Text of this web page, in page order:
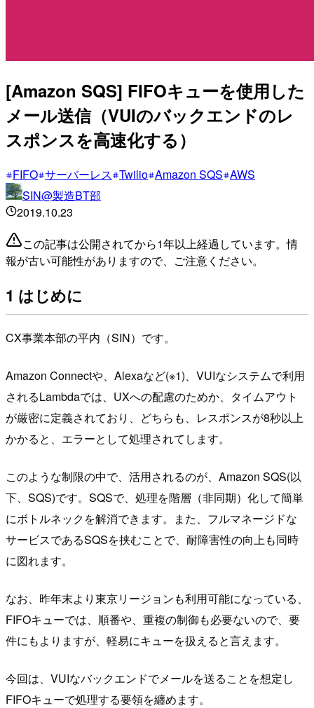
[Amazon SQS] FIFOキューを使用した
メール送信（VUIのバックエンドのレ
スポンスを高速化する）
FIFO サーバーレス Twilio Amazon SQS AWS
SIN@製造BT部
2019.10.23
この記事は公開されてから1年以上経過しています。情
報が古い可能性がありますので、ご注意ください。
1 はじめに
CX事業本部の平内（SIN）です。
Amazon Connectや、Alexaなど(※1)、VUIなシステムで利用
されるLambdaでは、UXへの配慮のためか、タイムアウト
が厳密に定義されており、どちらも、レスポンスが8秒以上
かかると、エラーとして処理されてします。
このような制限の中で、活用されるのが、Amazon SQS(以
下、SQS)です。SQSで、処理を階層（非同期）化して簡単
にボトルネックを解消できます。また、フルマネージドな
サービスであるSQSを挟むことで、耐障害性の向上も同時
に図れます。
なお、昨年末より東京リージョンも利用可能になっている、
FIFOキューでは、順番や、重複の制御も必要ないので、要
件にもよりますが、軽易にキューを扱えると言えます。
今回は、VUIなバックエンドでメールを送ることを想定し
FIFOキューで処理する要領を纏めます。